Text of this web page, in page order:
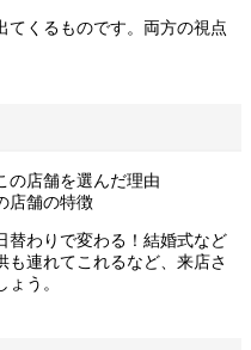
てくるものです。両方の視点
の店舗を選んだ理由
店舗の特徴
替わりで変わる！結婚式など
連れてこれるなど、来店さ
う。